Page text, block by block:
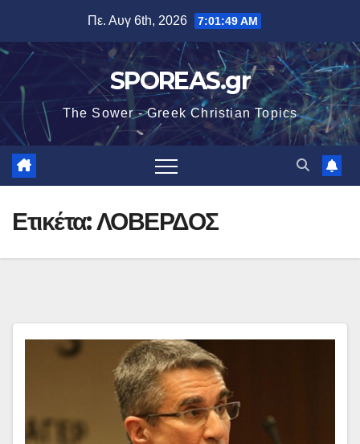
περιεχόμενο
Πε. Αυγ 6th, 2026 7:01:49 AM
SPOREAS.gr
The Sower - Greek Christian Topics
Ετικέτα:ΛΟΒΕΡΔΟΣ